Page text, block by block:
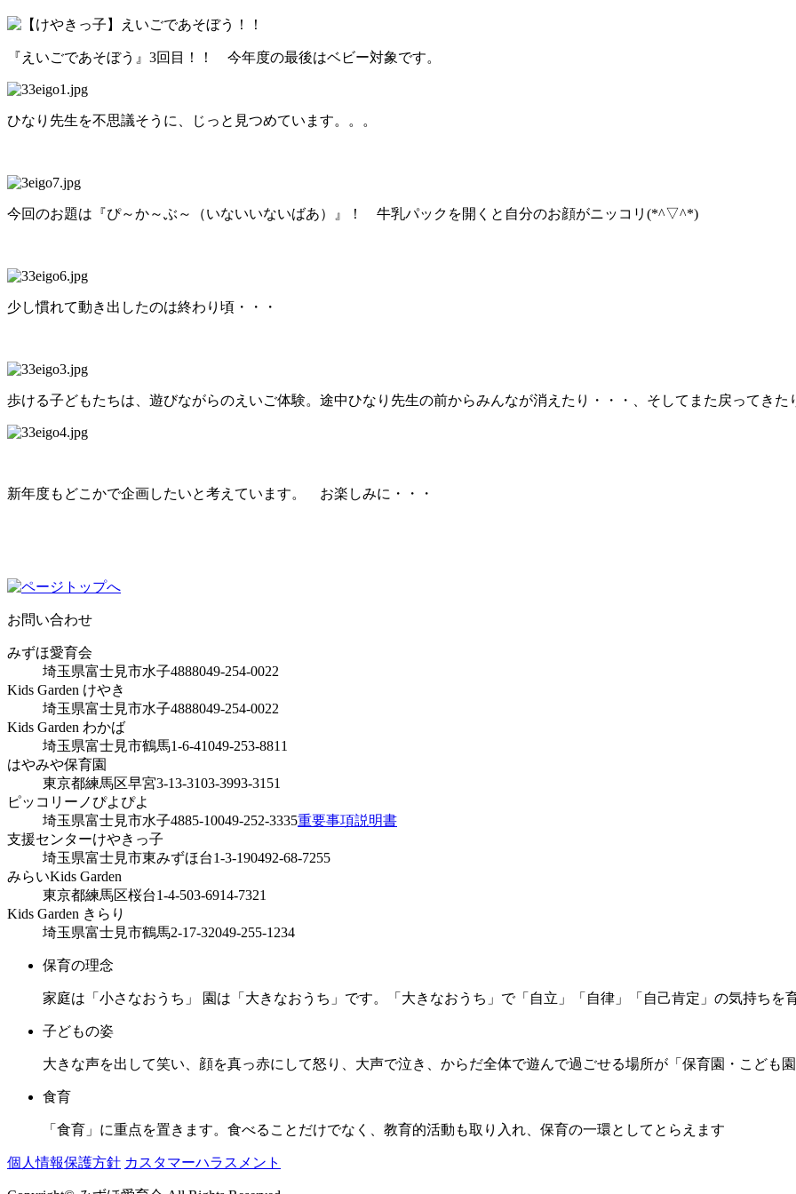
『えいごであそぼう』3回目！！ 今年度の最後はベビー対象です。
ひなり先生を不思議そうに、じっと見つめています。。。
今回のお題は『ぴ～か～ぶ～（いないいないばあ）』！ 牛乳パックを開くと自分のお顔がニッコリ(*^▽^*)
少し慣れて動き出したのは終わり頃・・・
歩ける子どもたちは、遊びながらのえいご体験。途中ひなり先生の前からみんなが消えたり・・・、そしてまた戻ってきた
新年度もどこかで企画したいと考えています。 お楽しみに・・・
お問い合わせ
みずほ愛育会
埼玉県富士見市水子4888049-254-0022
Kids Garden けやき
埼玉県富士見市水子4888049-254-0022
Kids Garden わかば
埼玉県富士見市鶴馬1-6-41049-253-8811
はやみや保育園
東京都練馬区早宮3-13-3103-3993-3151
ピッコリーノぴよぴよ
埼玉県富士見市水子4885-10049-252-3335重要事項説明書
支援センターけやきっ子
埼玉県富士見市東みずほ台1-3-190492-68-7255
みらいKids Garden
東京都練馬区桜台1-4-503-6914-7321
Kids Garden きらり
埼玉県富士見市鶴馬2-17-32049-255-1234
保育の理念
家庭は「小さなおうち」 園は「大きなおうち」です。「大きなおうち」で「自立」「自律」「自己肯定」の気持ちを
子どもの姿
大きな声を出して笑い、顔を真っ赤にして怒り、大声で泣き、からだ全体で遊んで過ごせる場所が「保育園・こども
食育
「食育」に重点を置きます。食べることだけでなく、教育的活動も取り入れ、保育の一環としてとらえます
個人情報保護方針 カスタマーハラスメント